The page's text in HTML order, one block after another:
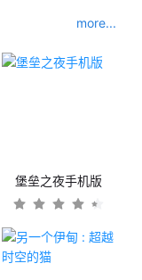
more...
堡垒之夜手机版